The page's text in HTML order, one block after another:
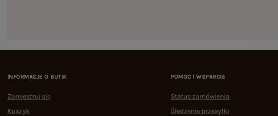
INFORMACJE O BUTIK
Zarejestruj się
Koszyk
POMOC I WSPARCIE
Status zamówienia
Śledzenie przesyłki